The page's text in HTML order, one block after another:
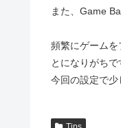
また、Game
頻繁にゲーム
とになりがちで
今回の設定で少